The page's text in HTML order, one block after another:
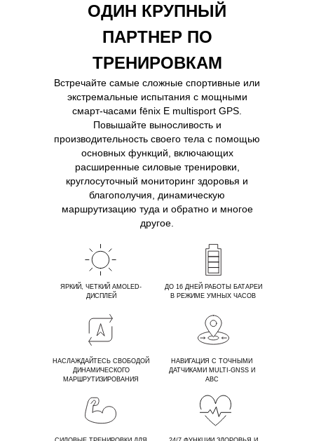
ЯРКИЙ, ЧЕТКИЙ AMOLED-
ДИСПЛЕЙ
ДО 16 ДНЕЙ РАБОТЫ БАТАРЕИ
В РЕЖИМЕ УМНЫХ ЧАСОВ
НАСЛАЖДАЙТЕСЬ СВОБОДОЙ
ДИНАМИЧЕСКОГО
МАРШРУТИЗИРОВАНИЯ
НАВИГАЦИЯ С ТОЧНЫМИ
ДАТЧИКАМИ MULTI-GNSS И
ABC
ОДИН КРУПНЫЙ
ПАРТНЕР ПО
ТРЕНИРОВКАМ
Встречайте самые сложные спортивные или
экстремальные испытания с мощными
смарт-часами fēnix E multisport GPS.
Повышайте выносливость и
производительность своего тела с помощью
основных функций, включающих
расширенные силовые тренировки,
круглосуточный мониторинг здоровья и
благополучия, динамическую
маршрутизацию туда и обратно и многое
другое.